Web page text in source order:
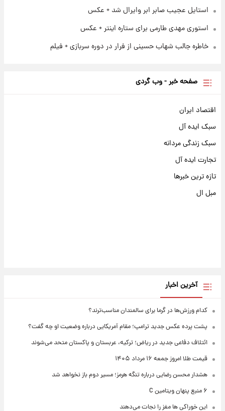
استایل عجیب صابر ابر وایرال شد + عکس
استوری مهدی طارمی برای ستاره اینتر + عکس
خاطره جالب شهاب حسینی از فرار در دوره سربازی + فیلم
صفحه خبر - وب گردی
اقتصاد ایران
سبک ایده آل
سبک زندگی مردانه
تجارت ایده آل
تازه ترین خبرها
مبل ال
آخرین اخبار
کدام ورزش‌ها در گرما برای سالمندان مناسب‌ترند؟
پشت پرده عکس جدید ترامپ؛ مقام آمریکایی درباره وضعیت او چه گفت؟
ائتلاف دفاعی جدید در ریاض؛ ترکیه، عربستان و پاکستان متحد می‌شوند
قیمت طلا امروز جمعه ۱۶ مرداد ۱۴۰۵
هشدار محسن رضایی درباره تنگه هرمز؛ مسیر دوم باز نخواهد شد
۶ منبع پنهان ویتامین C
این خوراکی ها مغز را نجات می‌دهند